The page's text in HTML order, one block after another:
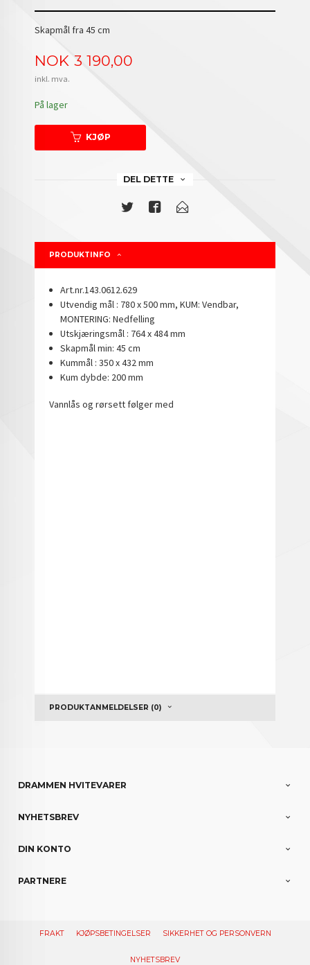
Skapmål fra 45 cm
Pris
NOK 3 190,00
inkl. mva.
På lager
KJØP
DEL DETTE
PRODUKTINFO
Art.nr.143.0612.629
Utvendig mål : 780 x 500 mm, KUM: Vendbar,
MONTERING: Nedfelling
Utskjæringsmål : 764 x 484 mm
Skapmål min: 45 cm
Kummål : 350 x 432 mm
Kum dybde: 200 mm
Vannlås og rørsett følger med
PRODUKTANMELDELSER (0)
DRAMMEN HVITEVARER
NYHETSBREV
DIN KONTO
PARTNERE
FRAKT KJØPSBETINGELSER SIKKERHET OG PERSONVERN
NYHETSBREV